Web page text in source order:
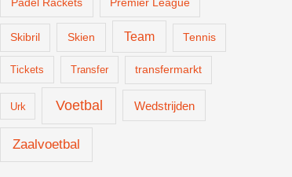
Premier League
Skibril Skien Team Tennis
Tickets Transfer transfermarkt
Urk Voetbal Wedstrijden
Zaalvoetbal